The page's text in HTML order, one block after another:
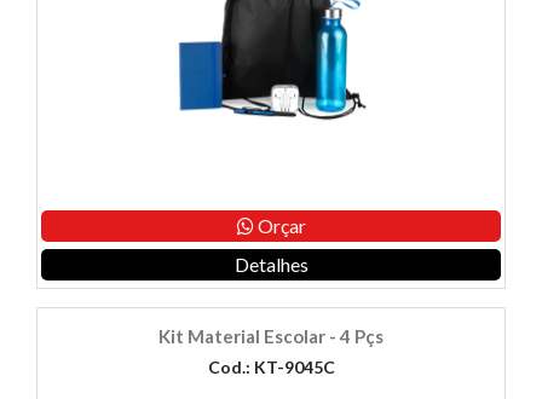
Orçar
Detalhes
Kit Material Escolar - 4 Pçs
Cod.: KT-9045C